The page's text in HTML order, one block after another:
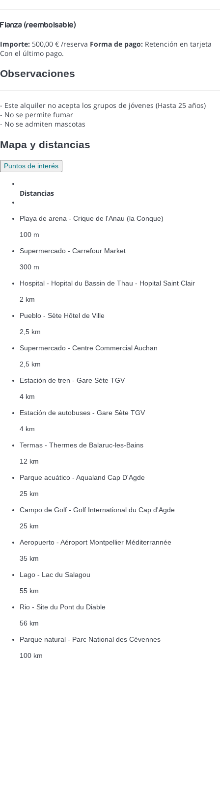
Fianza (reembolsable)
Importe: 500,00 € /reserva Forma de pago: Retención en tarjeta
Con el último pago.
Observaciones
- Este alquiler no acepta los grupos de jóvenes (Hasta 25 años)
- No se permite fumar
- No se admiten mascotas
Mapa y distancias
Puntos de interés
Distancias
Playa de arena - Crique de l'Anau (la Conque)
100 m
Supermercado - Carrefour Market
300 m
Hospital - Hopital du Bassin de Thau - Hopital Saint Clair
2 km
Pueblo - Sète Hôtel de Ville
2,5 km
Supermercado - Centre Commercial Auchan
2,5 km
Estación de tren - Gare Sète TGV
4 km
Estación de autobuses - Gare Sète TGV
4 km
Termas - Thermes de Balaruc-les-Bains
12 km
Parque acuático - Aqualand Cap D'Agde
25 km
Campo de Golf - Golf International du Cap d'Agde
25 km
Aeropuerto - Aéroport Montpellier Méditerrannée
35 km
Lago - Lac du Salagou
55 km
Rio - Site du Pont du Diable
56 km
Parque natural - Parc National des Cévennes
100 km